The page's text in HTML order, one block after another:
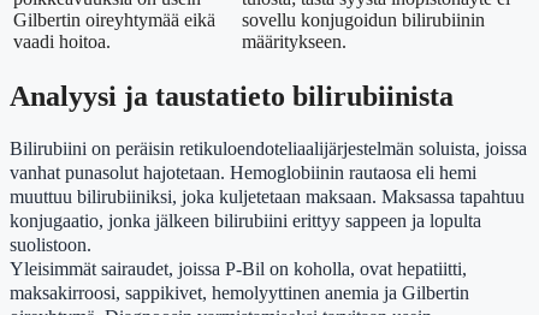
Gilbertin oireyhtymää eikä
vaadi hoitoa.
sovellu konjugoidun bilirubiinin
määritykseen.
Analyysi ja taustatieto bilirubiinista
Bilirubiini on peräisin retikuloendoteliaalijärjestelmän soluista, joissa
vanhat punasolut hajotetaan. Hemoglobiinin rautaosa eli hemi
muuttuu bilirubiiniksi, joka kuljetetaan maksaan. Maksassa tapahtuu
konjugaatio, jonka jälkeen bilirubiini erittyy sappeen ja lopulta
suolistoon.
Yleisimmät sairaudet, joissa P-Bil on koholla, ovat hepatiitti,
maksakirroosi, sappikivet, hemolyyttinen anemia ja Gilbertin